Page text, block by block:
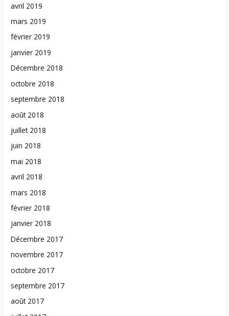
avril 2019
mars 2019
février 2019
janvier 2019
Décembre 2018
octobre 2018
septembre 2018
août 2018
juillet 2018
juin 2018
mai 2018
avril 2018
mars 2018
février 2018
janvier 2018
Décembre 2017
novembre 2017
octobre 2017
septembre 2017
août 2017